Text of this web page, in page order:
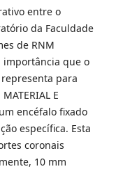
entre o
da Faculdade
de RNM
que o
para
E
encéfalo fixado
específica. Esta
coronais
10 mm